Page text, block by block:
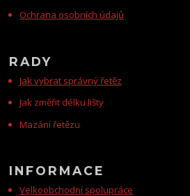
Ochrana osobních údajů
RADY
Jak vybrat správný řetěz
Jak změřit délku lišty
Mazání řetězu
INFORMACE
Velkoobchodní spolupráce